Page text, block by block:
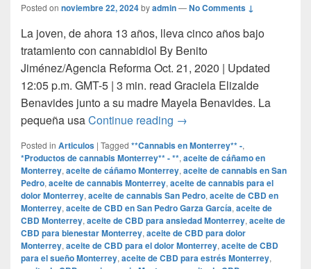
Posted on noviembre 22, 2024byadmin—No Comments ↓
La joven, de ahora 13 años, lleva cinco años bajo
tratamiento con cannabidiol By Benito
Jiménez/Agencia Reforma Oct. 21, 2020 | Updated
12:05 p.m. GMT-5 | 3 min. read Graciela Elizalde
Benavides junto a su madre Mayela Benavides. La
pequeña usaContinue reading Grace, la niña mexicana
→
Posted in Articulos | Tagged **Cannabis en Monterrey** -,
*Productos de cannabis Monterrey** - **, aceite de cáñamo en
Monterrey, aceite de cáñamo Monterrey, aceite de cannabis en San
Pedro, aceite de cannabis Monterrey, aceite de cannabis para el
dolor Monterrey, aceite de cannabis San Pedro, aceite de CBD en
Monterrey, aceite de CBD en San Pedro Garza García, aceite de
CBD Monterrey, aceite de CBD para ansiedad Monterrey, aceite de
CBD para bienestar Monterrey, aceite de CBD para dolor
Monterrey, aceite de CBD para el dolor Monterrey, aceite de CBD
para el sueño Monterrey, aceite de CBD para estrés Monterrey,